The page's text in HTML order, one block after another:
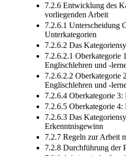
7.2.6 Entwicklung des
vorliegenden Arbeit
7.2.6.1 Unterscheidung
Unterkategorien
7.2.6.2 Das
7.2.6.2.1 Oberkategorie
Englischlehren und -
7.2.6.2.2 Oberkategorie
Englischlehren und -
7.2.6.4 Oberkategorie
7.2.6.5 Oberkategorie
7.2.6.3 Das
Erkenntnisgewinn
7.2.7 Regeln zur Arbeit
7.2.8 Durchführung der